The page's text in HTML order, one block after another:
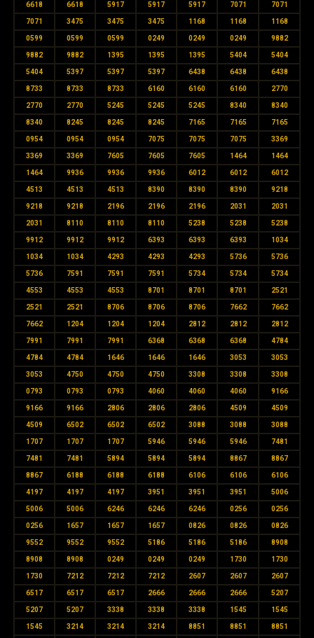
6618 6618 5917 5917 5917 7071 7071
7071 3475 3475 3475 1168 1168 1168
0599 0599 0599 0249 0249 0249 9882
9882 9882 1395 1395 1395 5404 5404
5404 5397 5397 5397 6438 6438 6438
8733 8733 8733 6160 6160 6160 2770
2770 2770 5245 5245 5245 8340 8340
8340 8245 8245 8245 7165 7165 7165
0954 0954 0954 7075 7075 7075 3369
3369 3369 7605 7605 7605 1464 1464
1464 9936 9936 9936 6012 6012 6012
4513 4513 4513 8390 8390 8390 9218
9218 9218 2196 2196 2196 2031 2031
2031 8110 8110 8110 5238 5238 5238
9912 9912 9912 6393 6393 6393 1034
1034 1034 4293 4293 4293 5736 5736
5736 7591 7591 7591 5734 5734 5734
4553 4553 4553 8701 8701 8701 2521
2521 2521 8706 8706 8706 7662 7662
7662 1204 1204 1204 2812 2812 2812
7991 7991 7991 6368 6368 6368 4784
4784 4784 1646 1646 1646 3053 3053
3053 4750 4750 4750 3308 3308 3308
0793 0793 0793 4060 4060 4060 9166
9166 9166 2806 2806 2806 4509 4509
4509 6502 6502 6502 3088 3088 3088
1707 1707 1707 5946 5946 5946 7481
7481 7481 5894 5894 5894 8867 8867
8867 6188 6188 6188 6106 6106 6106
4197 4197 4197 3951 3951 3951 5006
5006 5006 6246 6246 6246 0256 0256
0256 1657 1657 1657 0826 0826 0826
9552 9552 9552 5186 5186 5186 8908
8908 8908 0249 0249 0249 1730 1730
1730 7212 7212 7212 2607 2607 2607
6517 6517 6517 2666 2666 2666 5207
5207 5207 3338 3338 3338 1545 1545
1545 3214 3214 3214 8851 8851 8851